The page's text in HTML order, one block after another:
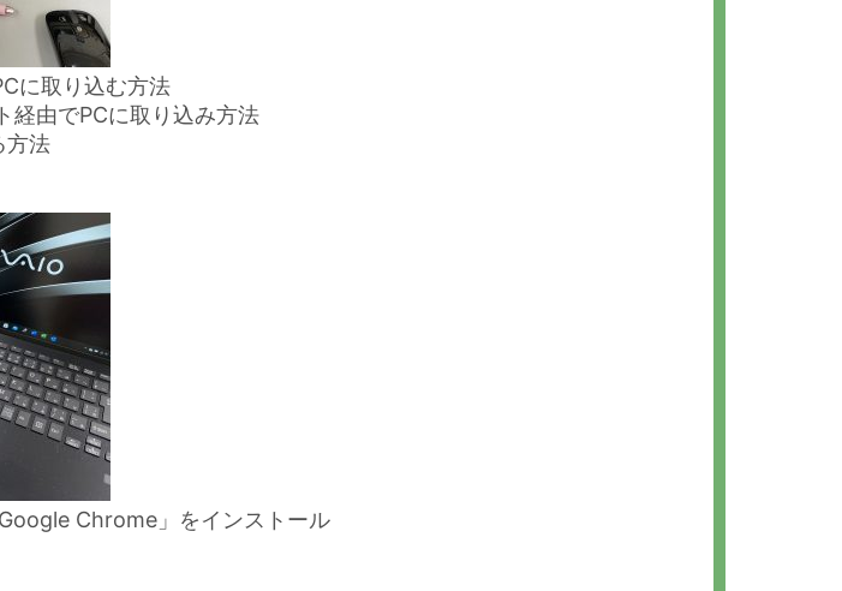
に取り込む方法
でPCに取り込み方法
方法
Chrome」をインストール